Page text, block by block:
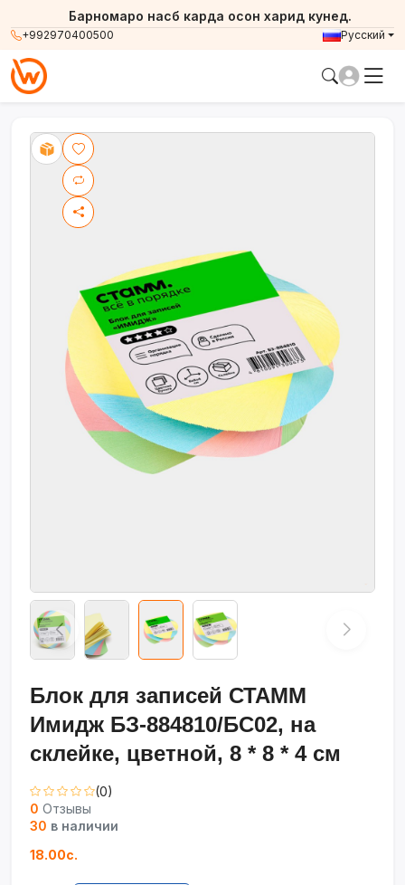
+992970400500
Барномаро насб карда осон харид кунед.
Русский
Блок для записей СТАММ
Имидж БЗ-884810/БС02, на
склейке, цветной, 8 * 8 * 4 см
(0)
0 Отзывы
30 в наличии
18.00с.